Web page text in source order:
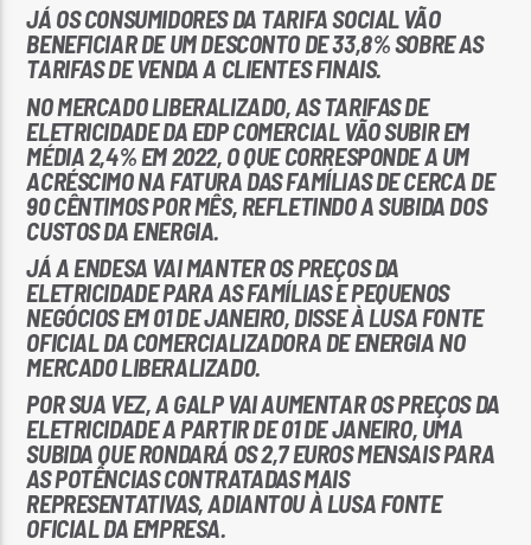
JÁ OS CONSUMIDORES DA TARIFA SOCIAL VÃO
BENEFICIAR DE UM DESCONTO DE 33,8% SOBRE AS
TARIFAS DE VENDA A CLIENTES FINAIS.
NO MERCADO LIBERALIZADO, AS TARIFAS DE
ELETRICIDADE DA EDP COMERCIAL VÃO SUBIR EM
MÉDIA 2,4% EM 2022, O QUE CORRESPONDE A UM
ACRÉSCIMO NA FATURA DAS FAMÍLIAS DE CERCA DE
90 CÊNTIMOS POR MÊS, REFLETINDO A SUBIDA DOS
CUSTOS DA ENERGIA.
JÁ A ENDESA VAI MANTER OS PREÇOS DA
ELETRICIDADE PARA AS FAMÍLIAS E PEQUENOS
NEGÓCIOS EM 01 DE JANEIRO, DISSE À LUSA FONTE
OFICIAL DA COMERCIALIZADORA DE ENERGIA NO
MERCADO LIBERALIZADO.
POR SUA VEZ, A GALP VAI AUMENTAR OS PREÇOS DA
ELETRICIDADE A PARTIR DE 01 DE JANEIRO, UMA
SUBIDA QUE RONDARÁ OS 2,7 EUROS MENSAIS PARA
AS POTÊNCIAS CONTRATADAS MAIS
REPRESENTATIVAS, ADIANTOU À LUSA FONTE
OFICIAL DA EMPRESA.